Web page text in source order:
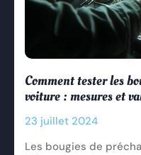
Comment tester les
voiture : mesures et
23 juillet 2024
Les bougies de